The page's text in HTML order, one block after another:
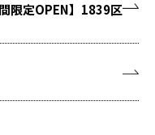
限定OPEN】1839区